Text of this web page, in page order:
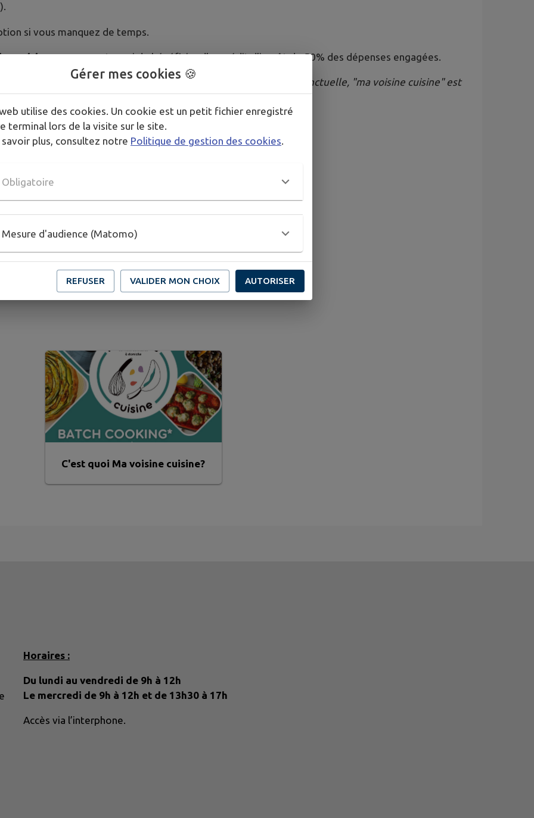
si vous manquez de temps.
cuisinevous permet aussi de bénéficier d’un crédit d’impôt de 50% des dépenses engagées.
heureux événement ou encore si vous avez besoin d’une aide ponctuelle, "ma voisine cuisine" est
réalisant une belle économie de temps et d’argent.
quoi ce soir ? », alors contactez-moi vite ! »
C'est quoi Ma voisine cuisine?
Horaires :
Du lundi au vendredi de 9h à 12h
Le mercredi de 9h à 12h et de 13h30 à 17h
Accès via l’interphone.
Gérer mes cookies 🍪
utilise des cookies. Un cookie est un petit fichier enregistré
terminal lors de la visite sur le site.
savoir plus, consultez notre Politique de gestion des cookies.
Obligatoire
Mesure d'audience (Matomo)
REFUSER VALIDER MON CHOIX AUTORISER